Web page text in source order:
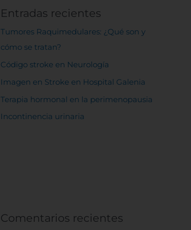
Entradas recientes
Tumores Raquimedulares: ¿Qué son y
cómo se tratan?
Código stroke en Neurología
Imagen en Stroke en Hospital Galenia
Terapia hormonal en la perimenopausia
Incontinencia urinaria
Comentarios recientes